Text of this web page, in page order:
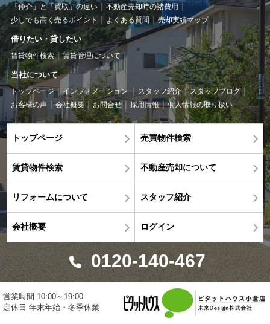
「仲介」と「買取」の違い
不動産売却時の諸費用
少しでも高く売るポイント
よくある質問 売却実績マップ
借りたい・貸したい
賃貸物件検索 賃貸管理について
当社について
トップページ インフォメーション スタッフ紹介
スタッフブログ
お客様の声
会社概要 お問合せ 採用情報 個人情報の取り扱い
トップページ 売買物件検索
賃貸物件検索 不動産売却について
リフォームについて スタッフ紹介
会社概要 ログイン
0120-140-467
営業時間 10:00～19:00
定休日 年末年始・冬季休業